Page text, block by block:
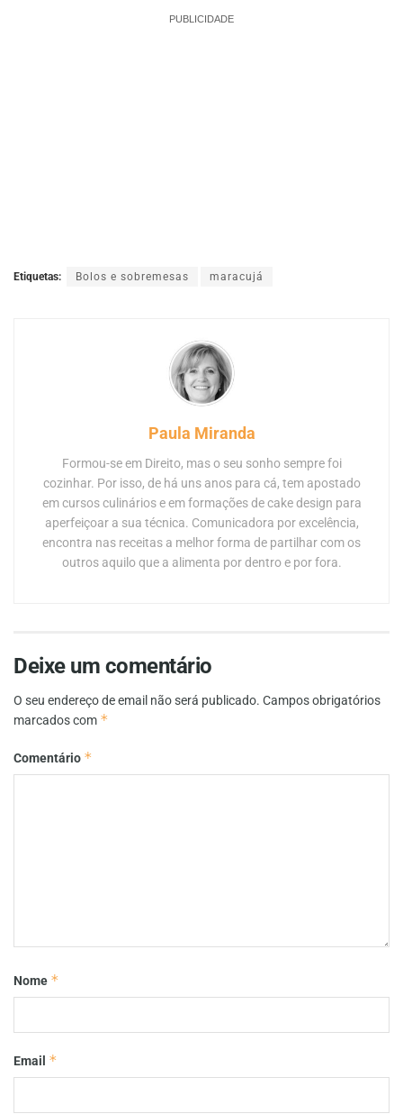
PUBLICIDADE
Etiquetas: Bolos e sobremesas maracujá
Paula Miranda
Formou-se em Direito, mas o seu sonho sempre foi
cozinhar. Por isso, de há uns anos para cá, tem apostado
em cursos culinários e em formações de cake design para
aperfeiçoar a sua técnica. Comunicadora por excelência,
encontra nas receitas a melhor forma de partilhar com os
outros aquilo que a alimenta por dentro e por fora.
Deixe um comentário
O seu endereço de email não será publicado. Campos obrigatórios
marcados com *
Comentário *
Nome *
Email *